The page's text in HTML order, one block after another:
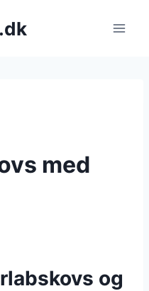
med
og